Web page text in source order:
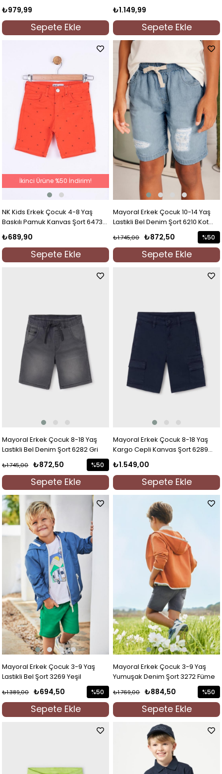
₺979,99
Sepete Ekle
₺1.149,99
Sepete Ekle
NK Kids Erkek Çocuk 4-8 Yaş
Baskılı Pamuk Kanvas Şort 64734
Mercan
₺689,90
Sepete Ekle
İkinci Ürüne %50 İndirim!
Mayoral Erkek Çocuk 10-14 Yaş
Lastikli Bel Denim Şort 6210 Kot
₺872,50
₺1.745,00
Sepete Ekle
%50
İndirim
Mayoral Erkek Çocuk 8-18 Yaş
Lastikli Bel Denim Şort 6282 Gri
₺872,50
₺1.745,00
Sepete Ekle
%50
İndirim
%50İndirim
Mayoral Erkek Çocuk 8-18 Yaş
Kargo Cepli Kanvas Şort 6289
₺1.549,00
Sepete Ekle
Mayoral Erkek Çocuk 3-9 Yaş
Lastikli Bel Şort 3269 Yeşil
₺694,50
₺1.389,00
Sepete Ekle
%50
İndirim
%50İndirim
Mayoral Erkek Çocuk 3-9 Yaş
Yumuşak Denim Şort 3272 Füme
₺884,50
₺1.769,00
Sepete Ekle
%50
İndirim